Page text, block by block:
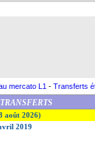
mercato L1 - Transferts
TRANSFERTS
août 2026)
2019